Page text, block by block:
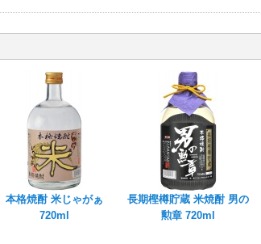
本格焼酎 米じゃがぁ
720ml
長期樫樽貯蔵 米焼酎 男の
勲章 720ml